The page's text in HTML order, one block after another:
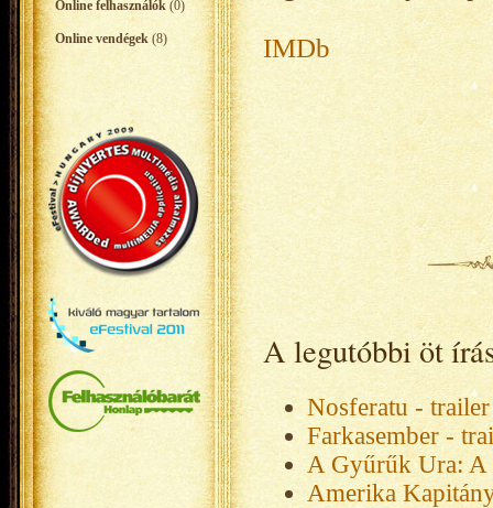
Online felhasználók (0)
Online vendégek (8) IMDb
A legutóbbi öt
Nosferatu - trailer
Farkasember -
A Gyűrűk Ura:
Amerika